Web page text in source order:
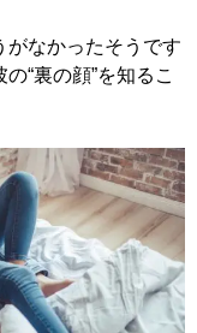
なかったそうです
“裏の顔”を知るこ